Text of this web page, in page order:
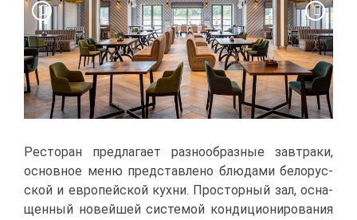
Ре­сто­ран пред­ла­га­ет раз­но­об­раз­ные зав­тра­ки,
ос­нов­ное ме­ню пред­став­ле­но блю­да­ми бе­ло­рус­
ской и ев­ро­пей­ской кух­ни. Про­стор­ный зал, осна­
щен­ный но­вей­шей си­сте­мой кон­ди­ци­о­ни­ро­ва­ния